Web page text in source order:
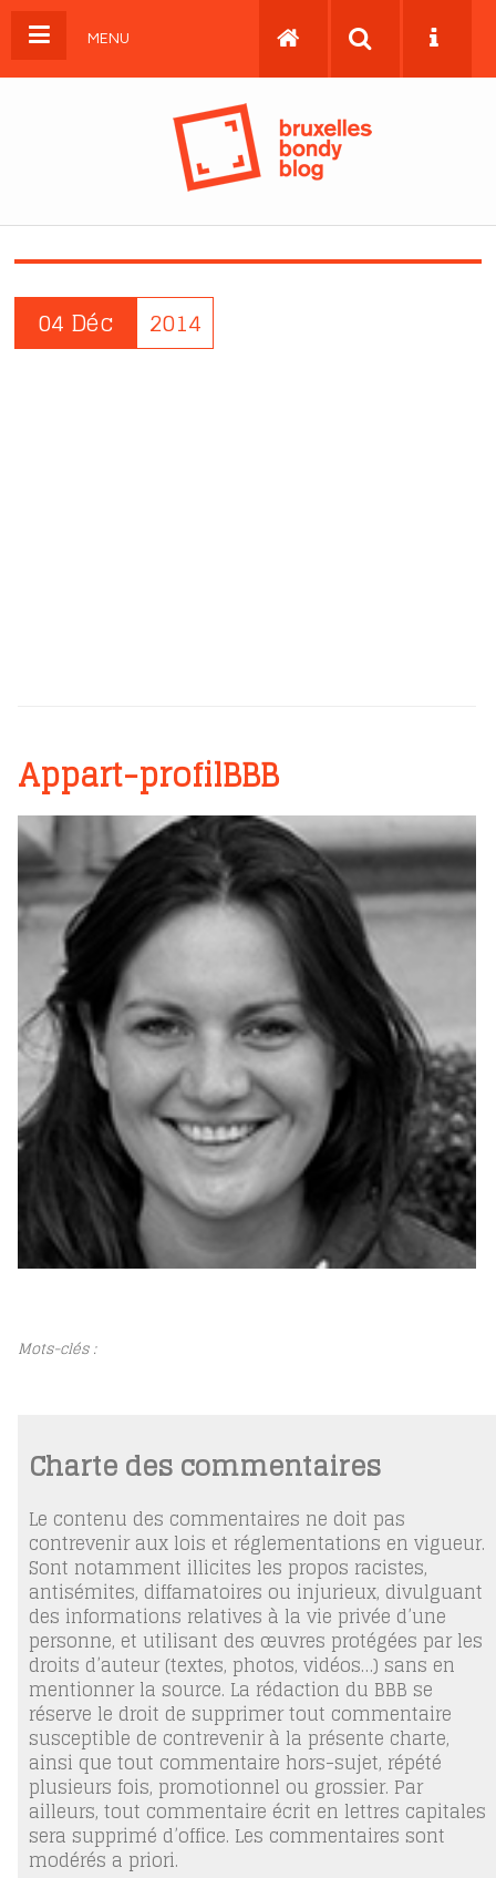
MENU
04 Déc 2014
Appart-profilBBB
Mots-clés :
Charte des commentaires
Le contenu des commentaires ne doit pas
contrevenir aux lois et réglementations en vigueur.
Sont notamment illicites les propos racistes,
antisémites, diffamatoires ou injurieux, divulguant
des informations relatives à la vie privée d’une
personne, et utilisant des œuvres protégées par les
droits d’auteur (textes, photos, vidéos…) sans en
mentionner la source. La rédaction du BBB se
réserve le droit de supprimer tout commentaire
susceptible de contrevenir à la présente charte,
ainsi que tout commentaire hors-sujet, répété
plusieurs fois, promotionnel ou grossier. Par
ailleurs, tout commentaire écrit en lettres capitales
sera supprimé d’office. Les commentaires sont
modérés a priori.